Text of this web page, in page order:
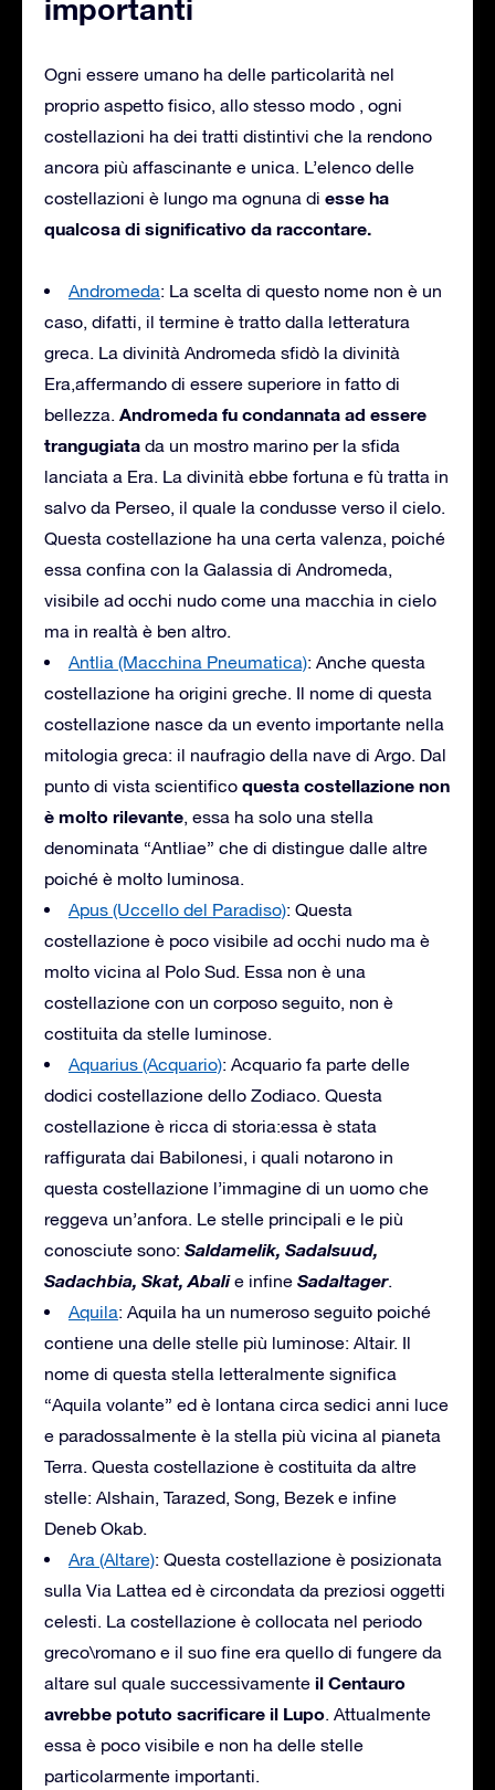
importanti
Ogni essere umano ha delle particolarità nel
proprio aspetto fisico, allo stesso modo , ogni
costellazioni ha dei tratti distintivi che la rendono
ancora più affascinante e unica. L’elenco delle
costellazioni è lungo ma ognuna di esse ha
qualcosa di significativo da raccontare.
Andromeda: La scelta di questo nome non è un
caso, difatti, il termine è tratto dalla letteratura
greca. La divinità Andromeda sfidò la divinità
Era,affermando di essere superiore in fatto di
bellezza. Andromeda fu condannata ad essere
trangugiata da un mostro marino per la sfida
lanciata a Era. La divinità ebbe fortuna e fù tratta in
salvo da Perseo, il quale la condusse verso il cielo.
Questa costellazione ha una certa valenza, poiché
essa confina con la Galassia di Andromeda,
visibile ad occhi nudo come una macchia in cielo
ma in realtà è ben altro.
Antlia (Macchina Pneumatica): Anche questa
costellazione ha origini greche. Il nome di questa
costellazione nasce da un evento importante nella
mitologia greca: il naufragio della nave di Argo. Dal
punto di vista scientifico questa costellazione non
è molto rilevante, essa ha solo una stella
denominata “Antliae” che di distingue dalle altre
poiché è molto luminosa.
Apus (Uccello del Paradiso): Questa
costellazione è poco visibile ad occhi nudo ma è
molto vicina al Polo Sud. Essa non è una
costellazione con un corposo seguito, non è
costituita da stelle luminose.
Aquarius (Acquario): Acquario fa parte delle
dodici costellazione dello Zodiaco. Questa
costellazione è ricca di storia:essa è stata
raffigurata dai Babilonesi, i quali notarono in
questa costellazione l’immagine di un uomo che
reggeva un’anfora. Le stelle principali e le più
conosciute sono: Saldamelik, Sadalsuud,
Sadachbia, Skat, Abalie infine Sadaltager.
Aquila: Aquila ha un numeroso seguito poiché
contiene una delle stelle più luminose: Altair. Il
nome di questa stella letteralmente significa
“Aquila volante” ed è lontana circa sedici anni luce
e paradossalmente è la stella più vicina al pianeta
Terra. Questa costellazione è costituita da altre
stelle: Alshain, Tarazed, Song, Bezek e infine
Deneb Okab.
Ara (Altare): Questa costellazione è posizionata
sulla Via Lattea ed è circondata da preziosi oggetti
celesti. La costellazione è collocata nel periodo
greco\romano e il suo fine era quello di fungere da
altare sul quale successivamente il Centauro
avrebbe potuto sacrificare il Lupo. Attualmente
essa è poco visibile e non ha delle stelle
particolarmente importanti.